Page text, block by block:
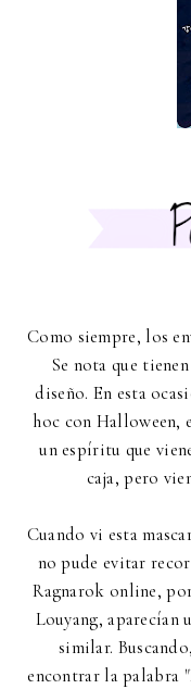
Como siempre, los
Se nota que
diseño. En esta
hoc con Halloween,
un espíritu que
caja, pero
Cuando vi esta
no pude evitar
Ragnarok online,
Louyang, aparecían
similar.
encontrar la palabra